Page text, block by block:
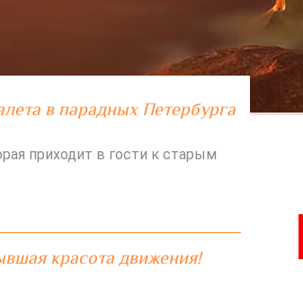
в парадных Петербурга
приходит в гости к старым
красота движения!